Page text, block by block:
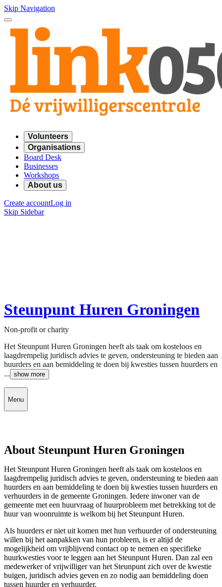
Skip Navigation
Volunteers
Organisations
Board Desk
Businesses
Workshops
About us
Create accountLog in
Skip Sidebar
Steunpunt Huren Groningen
Non-profit or charity
Het Steunpunt Huren Groningen heeft als taak om kosteloos en
laagdrempelig juridisch advies te geven, ondersteuning te bieden aan
huurders en aan bemiddeling te doen bij kwesties tussen huurders en
... show more
Menu
About Steunpunt Huren Groningen
Het Steunpunt Huren Groningen heeft als taak om kosteloos en
laagdrempelig juridisch advies te geven, ondersteuning te bieden aan
huurders en aan bemiddeling te doen bij kwesties tussen huurders en
verhuurders in de gemeente Groningen. Iedere inwoner van de
gemeente met een huurvraag of huurprobleem met betrekking tot de
huur van woonruimte is welkom bij het Steunpunt Huren.
Als huurders er niet uit komen met hun verhuurder of ondersteuning
willen bij het aanpakken van hun probleem, is er altijd de
mogelijkheid om vrijblijvend contact op te nemen en specifieke
huurkwesties voor te leggen aan het Steunpunt Huren. Dan zal een
medewerker of vrijwilliger van het Steunpunt zich over de kwestie
buigen, juridisch advies geven en zo nodig aan bemiddeling doen
tussen huurder en verhuurder.